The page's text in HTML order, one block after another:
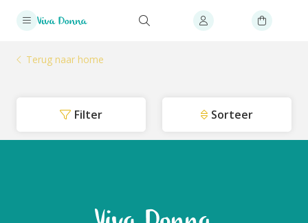
Terug naar home
Filter Sorteer